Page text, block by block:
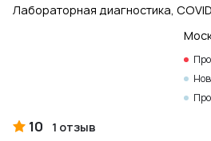
Лабораторная диагностика,
10 1 отзыв